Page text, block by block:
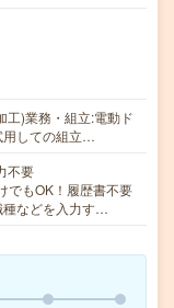
工)業務・組立:電動ド
用しての組立…
不要
でもOK！履歴書不要
などを入力す…